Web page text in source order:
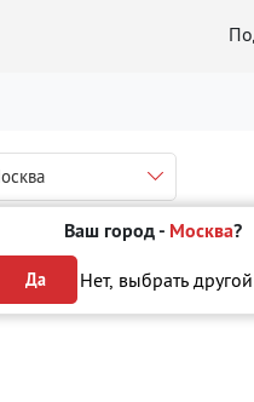
Ваш город - Москва?
Да Нет, выбрать
Поиск тура онлайн